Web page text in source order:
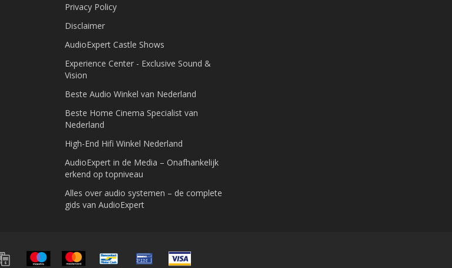
Privacy Policy
Disclaimer
AudioExpert Castle Shows
Experience Center - Exclusive Sound &
Vision
Beste Audio Winkel van Nederland
Beste Home Cinema Specialist van
Nederland
High-End Hifi Winkel Nederland
AudioExpert in de Media – Onafhankelijk
erkend op topniveau
Alles over audio systemen – de complete
gids van AudioExpert